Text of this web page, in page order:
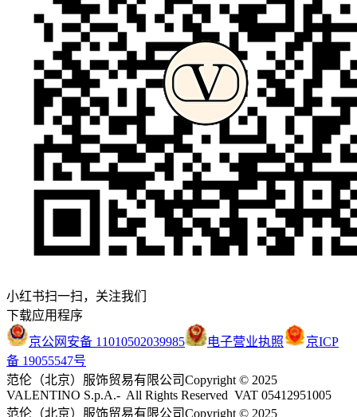
小红书扫一扫，关注我们
下载应用程序
京公网安备 11010502039985
电子营业执照
京ICP
备 19055547号
范伦（北京）服饰贸易有限公司Copyright © 2025
VALENTINO S.p.A.- All Rights Reserved VAT 05412951005
范伦（北京）服饰贸易有限公司Copyright © 2025